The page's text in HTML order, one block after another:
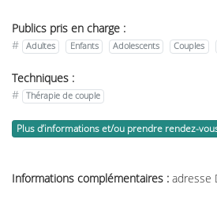
Publics pris en charge :
#
Adultes Enfants Adolescents Couples
Techniques :
#
Thérapie de couple
Plus d’informations et/ou prendre rendez-
Informations complémentaires : adresse